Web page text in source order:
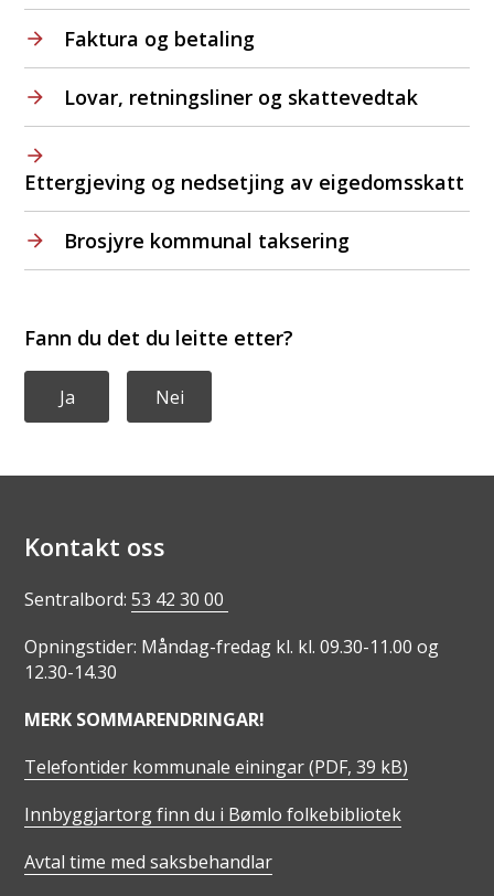
Faktura og betaling
Lovar, retningsliner og skattevedtak
Ettergjeving og nedsetjing av eigedomsskatt
Brosjyre kommunal taksering
Fann du det du leitte etter?
Ja Nei
Kontakt oss
Sentralbord:53 42 30 00
Opningstider: Måndag-fredag kl. kl. 09.30-11.00 og
12.30-14.30
MERK SOMMARENDRINGAR!
Telefontider kommunale einingar(PDF, 39 kB)
Innbyggjartorg finn du i Bømlo folkebibliotek
Avtal time med saksbehandlar